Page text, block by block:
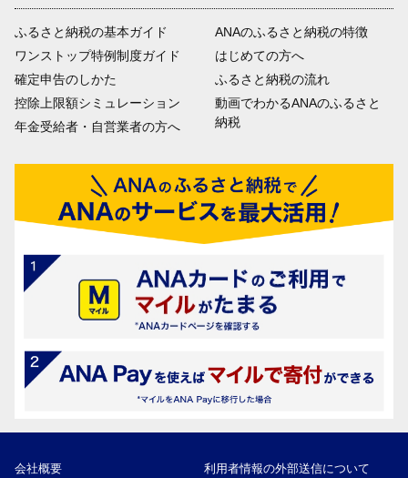
ふるさと納税の基本ガイド
ワンストップ特例制度ガイド
確定申告のしかた
控除上限額シミュレーション
年金受給者・自営業者の方へ
ANAのふるさと納税の特徴
はじめての方へ
ふるさと納税の流れ
動画でわかるANAのふるさと
納税
会社概要 利用者情報の外部送信について